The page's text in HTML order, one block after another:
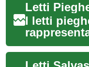
I letti
spazio